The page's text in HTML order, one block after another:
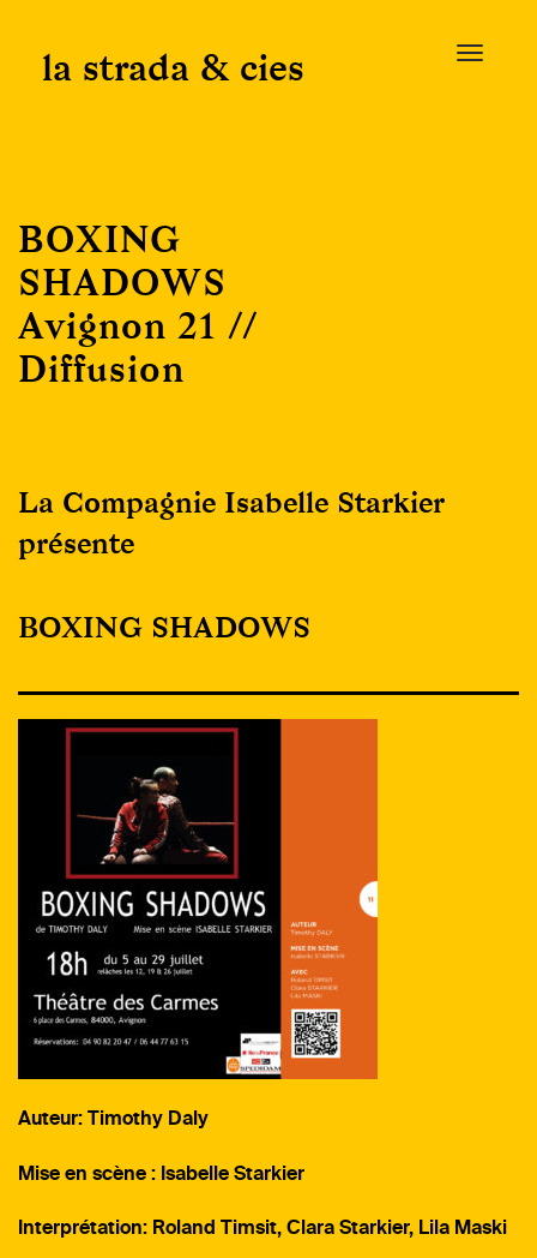
content
T
la strada & cies
BOXING
SHADOWS
Avignon 21 //
Diffusion
La Compagnie Isabelle Starkier
présente
BOXING SHADOWS
Auteur: Timothy Daly
Mise en scène : Isabelle Starkier
Interprétation: Roland Timsit, Clara Starkier, Lila Maski